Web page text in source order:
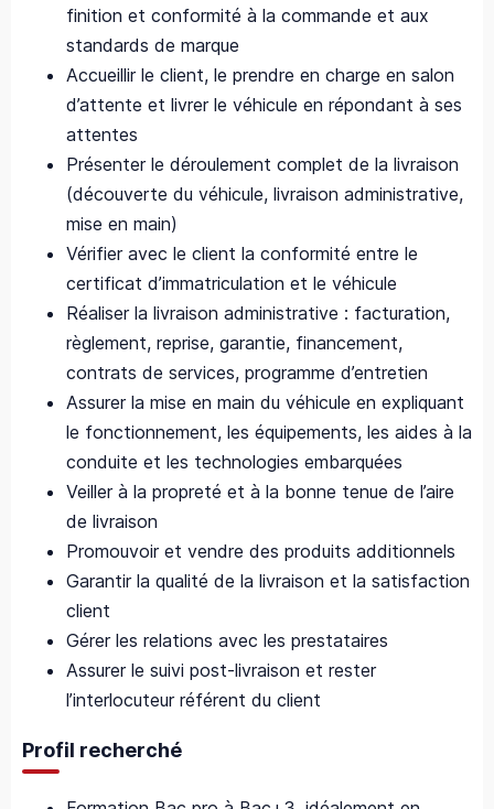
finition et conformité à la commande et aux
standards de marque
Accueillir le client, le prendre en charge en salon
d’attente et livrer le véhicule en répondant à ses
attentes
Présenter le déroulement complet de la livraison
(découverte du véhicule, livraison administrative,
mise en main)
Vérifier avec le client la conformité entre le
certificat d’immatriculation et le véhicule
Réaliser la livraison administrative : facturation,
règlement, reprise, garantie, financement,
contrats de services, programme d’entretien
Assurer la mise en main du véhicule en expliquant
le fonctionnement, les équipements, les aides à la
conduite et les technologies embarquées
Veiller à la propreté et à la bonne tenue de l’aire
de livraison
Promouvoir et vendre des produits additionnels
Garantir la qualité de la livraison et la satisfaction
client
Gérer les relations avec les prestataires
Assurer le suivi post‑livraison et rester
l’interlocuteur référent du client
Profil recherché